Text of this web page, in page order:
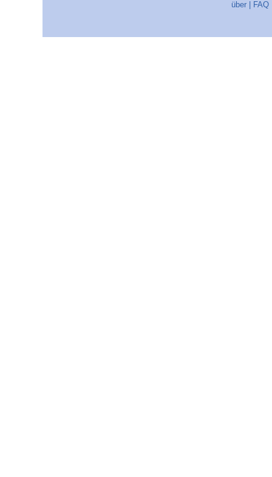
über FAQ